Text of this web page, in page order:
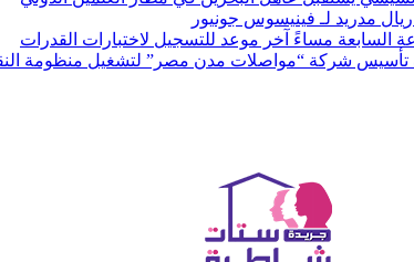
مدريد لـ فينيسوس جونيور
السابعة مساءً آخر موعد للتسجيل لاختبارات القدرات
تأسيس شركة “مواصلات مدن مصر” لتشغيل منظومة النقل